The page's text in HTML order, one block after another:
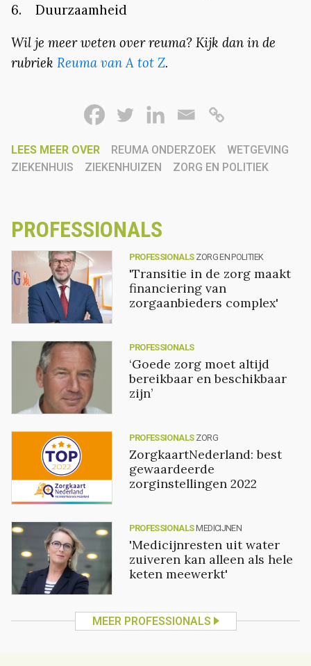
6. Duurzaamheid
Wil je meer weten over reuma? Kijk dan in de
rubriek Reuma van A tot Z.
LEES MEER OVER REUMA ONDERZOEK
WETGEVING
ZIEKENHUIS
ZIEKENHUIZEN ZORG EN POLITIEK
PROFESSIONALS
PROFESSIONALS ZORG EN POLITIEK
'Transitie in de zorg maakt
financiering van
zorgaanbieders complex'
PROFESSIONALS
‘Goede zorg moet altijd
bereikbaar en beschikbaar
zijn’
PROFESSIONALS ZORG
ZorgkaartNederland: best
gewaardeerde
zorginstellingen 2022
PROFESSIONALS MEDICIJNEN
'Medicijnresten uit water
zuiveren kan alleen als hele
keten meewerkt'
MEER PROFESSIONALS